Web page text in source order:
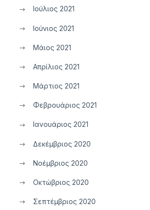
Ιούλιος 2021
Ιούνιος 2021
Μάιος 2021
Απρίλιος 2021
Μάρτιος 2021
Φεβρουάριος 2021
Ιανουάριος 2021
Δεκέμβριος 2020
Νοέμβριος 2020
Οκτώβριος 2020
Σεπτέμβριος 2020